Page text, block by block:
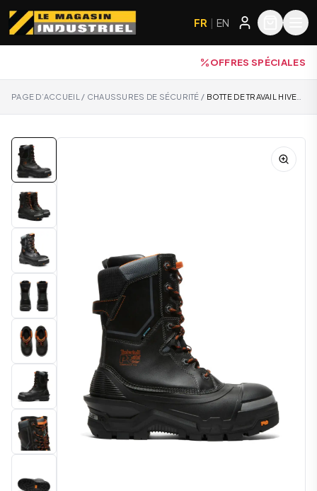
FR | EN
OFFRES SPÉCIALES
PAGE D’ACCUEIL / CHAUSSURES DE SÉCURITÉ / BOTTE DE TRAVAIL HIVER TIMBERLAND PAC MAX - A5QXJ